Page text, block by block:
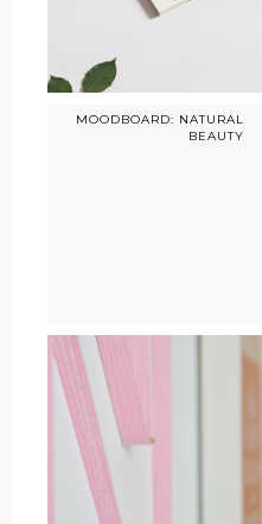
MOODBOARD: NATURAL
BEAUTY